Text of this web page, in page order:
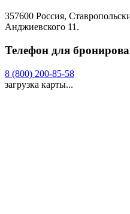
357600 Россия,
Анджиевского 11.
Телефон для
8 (800) 200-85-58
загрузка карты...